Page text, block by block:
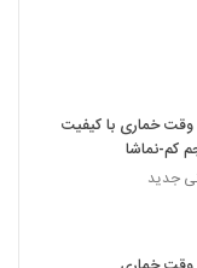
وقت خماری با کیفیت
جدید